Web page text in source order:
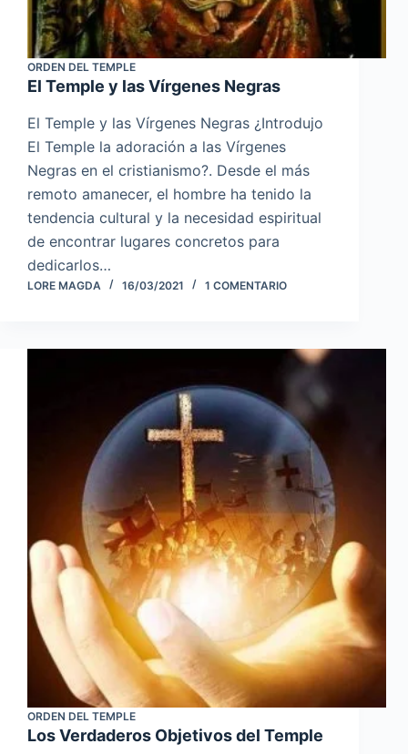
ORDEN DEL TEMPLE
El Temple y las Vírgenes Negras
El Temple y las Vírgenes Negras ¿Introdujo
El Temple la adoración a las Vírgenes
Negras en el cristianismo?. Desde el más
remoto amanecer, el hombre ha tenido la
tendencia cultural y la necesidad espiritual
de encontrar lugares concretos para
dedicarlos…
LORE MAGDA 16/03/2021 1 COMENTARIO
ORDEN DEL TEMPLE
Los Verdaderos Objetivos del Temple